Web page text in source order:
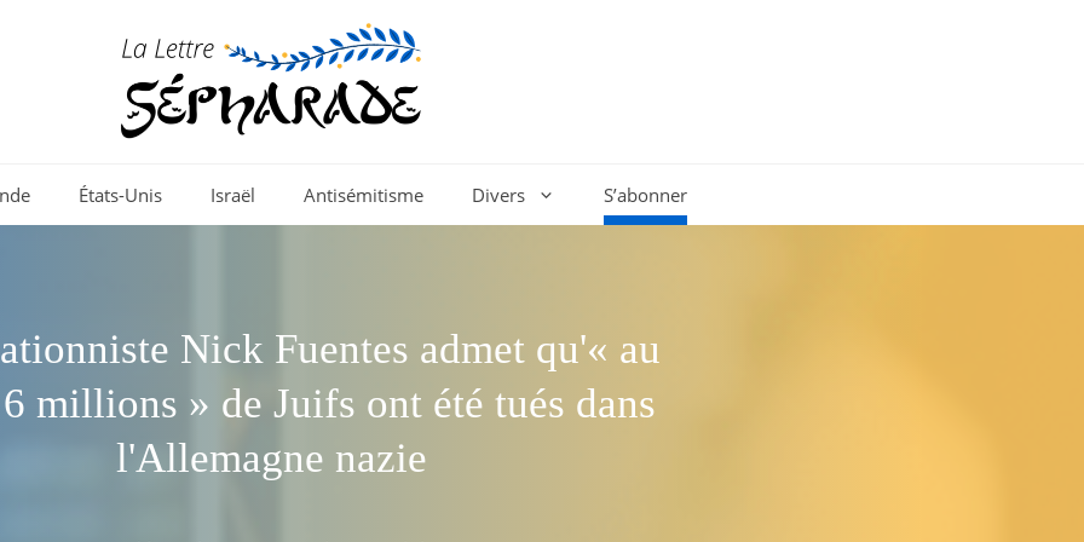
États-Unis Israël Antisémitisme Divers S’abonner
Nick Fuentes admet qu'« au
millions » de Juifs ont été tués dans
l'Allemagne nazie